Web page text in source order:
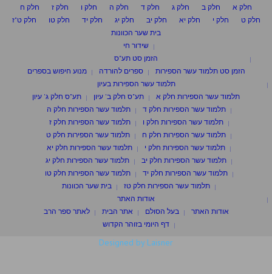
חלק א
חלק ב חלק ג חלק ד חלק ה חלק ו חלק ז
חלק ח
חלק ט
חלק י חלק יא חלק יב חלק יג חלק יד חלק טו
חלק ט"ז
בית שער הכוונות
שידור חי
הזמן סט תע"ס
הזמן סט תלמוד עשר הספירות
ספרים להורדה
מנוע חיפוש בספרים
תלמוד עשר הספירות בעיון
תלמוד עשר הספירות חלק א
תע"ס חלק ב' עיון
תע"ס חלק ג' עיון
תלמוד עשר הספירות חלק ד
תלמוד עשר הספירות חלק ה
תלמוד עשר הספירות חלק ו
תלמוד עשר הספירות חלק ז
תלמוד עשר הספירות חלק ח
תלמוד עשר הספירות חלק ט
תלמוד עשר הספירות חלק י
תלמוד עשר הספירות חלק יא
תלמוד עשר הספירות חלק יב
תלמוד עשר הספירות חלק יג
תלמוד עשר הספירות חלק יד
תלמוד עשר הספירות חלק טו
תלמוד עשר הספירות חלק טז
בית שער הכוונות
אודות האתר
אודות האתר
בעל הסולם אתר הבית
לאתר ספר הרב
דף היומי בזוהר הקדוש
Designed by Laisner